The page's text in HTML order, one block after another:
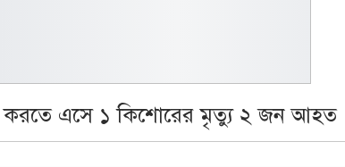
করতে এসে ১ কিশোরের মৃত্যু ২ জন আহত